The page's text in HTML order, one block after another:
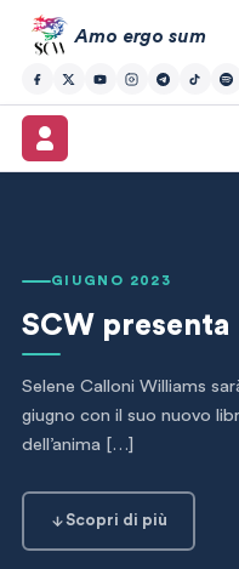
Amo ergo sum
GIUGNO 2023
SCW presenta
Selene Calloni Williams
giugno con il suo nuovo
dell’anima […]
Scopri di più